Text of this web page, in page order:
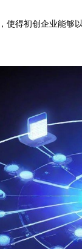
得初创企业能够